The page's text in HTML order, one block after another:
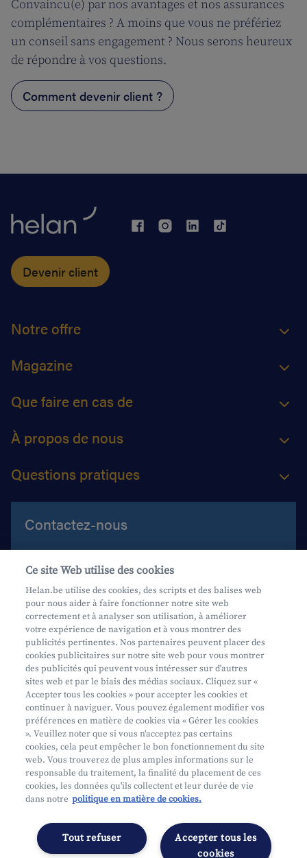
Convaincu(e) par nos avantages et nos assurances
complémentaires ? A moins que vous ne préfériez
un conseil sans engagement ? Nous serons heureux
de répondre à vos questions.
Comment devenir client ?
Devenir client
Notre offre
Magazine
Que faire en cas de
À propos de nous
Questions pratiques
Contactez-nous
Aide et contact
Prenez rendez-vous
Où nous trouver
Phishing
Mifid
Privacy
Info juridique
Soumis au contrôle de l'OCM
Déclaration d'accessibilité
Gérer les préférences
Ce site Web utilise des cookies
Helan.be utilise des cookies, des scripts et des balises web
pour nous aider à faire fonctionner notre site web
correctement et à analyser son utilisation, à améliorer
votre expérience de navigation et à vous montrer des
publicités pertinentes. Nos partenaires peuvent placer des
cookies publicitaires sur notre site web pour vous montrer
des publicités qui peuvent vous intéresser sur d'autres
sites web et par le biais des médias sociaux. Cliquez sur «
Accepter tous les cookies » pour accepter les cookies et
continuer à naviguer. Vous pouvez également modifier vos
préférences en matière de cookies via « Gérer les cookies
». Veuillez noter que si vous n'acceptez pas certains
cookies, cela peut empêcher le bon fonctionnement du site
web. Vous trouverez de plus amples informations sur le
responsable du traitement, la finalité du placement de ces
cookies, les données qu'ils collectent et leur durée de vie
dans notre politique en matière de cookies.
Accepter tous les
cookies
Tout refuser